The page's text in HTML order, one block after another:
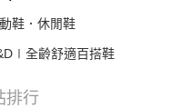
鞋．休閒鞋
全齡舒適百搭鞋
排行